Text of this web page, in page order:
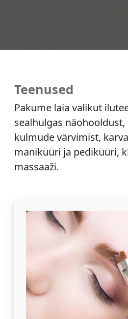
Teenused
Pakume laia valikut
sealhulgas
kulmude värvimist,
maniküüri ja pediküüri,
massaaži.